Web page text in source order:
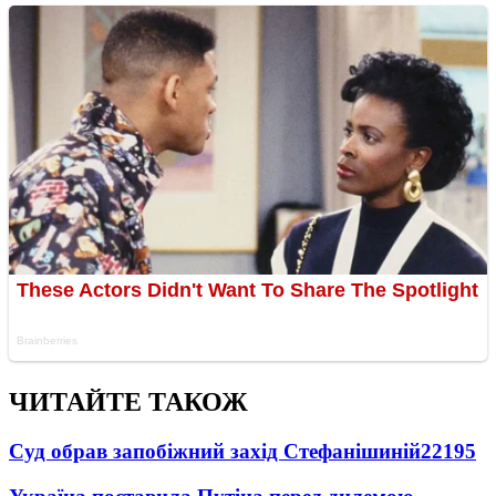
ЧИТАЙТЕ ТАКОЖ
Суд обрав запобіжний захід Стефанішиній22195